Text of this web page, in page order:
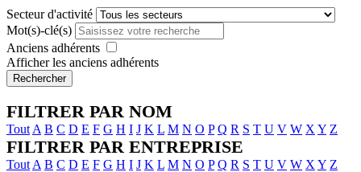
Secteur d'activité
Mot(s)-clé(s)
Anciens adhérents
Afficher les anciens adhérents
Rechercher
FILTRER PAR NOM
Tout A B C D E F G H I J K L M N O P Q R S T U V W X Y Z
FILTRER PAR ENTREPRISE
Tout A B C D E F G H I J K L M N O P Q R S T U V W X Y Z